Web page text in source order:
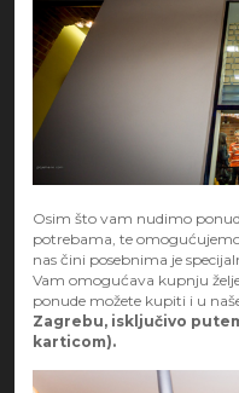
Osim što vam nudimo
potrebama, te
nas čini posebnima je
Vam omogućava kupnju
ponude možete kupiti i u
Zagrebu, isključivo
karticom).